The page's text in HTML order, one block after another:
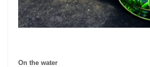
On the water